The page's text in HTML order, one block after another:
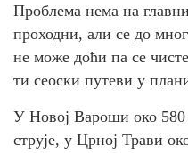
Проблема нема на
проходни, али се до
не може доћи па се
ти сеоски путеви у
У Новој Вароши око 580
струје, у Црној Трави